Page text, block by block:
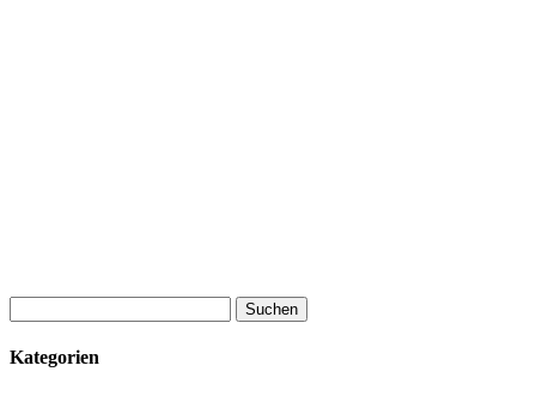
nach:
Kategorien